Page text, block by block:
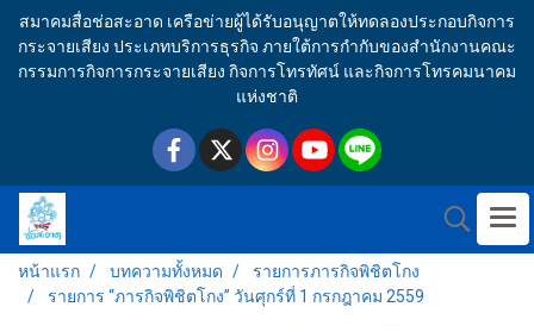
สมาคมสื่อช่อสะอาด เครือข่ายผู้ได้รับอนุญาตให้ทดลองประกอบกิจการ
กระจายเสียง ประเภทบริการธุรกิจ ภายใต้การกำกับของสำนักงานคณะ
กรรมการกิจการกระจายเสียง กิจการโทรทัศน์ และกิจการโทรคมนาคม
แห่งชาติ
หน้าแรก บทความทั้งหมด
รายการภารกิจพิชิตโกง
รายการ “ภารกิจพิชิตโกง” วันศุกร์ที่ 1 กรกฎาคม 2559